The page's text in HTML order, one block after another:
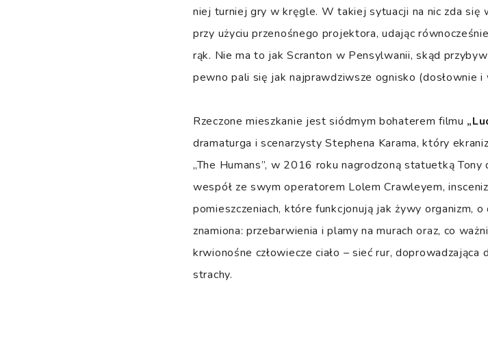
niej turniej gry w kręgle. W takiej sytuacji na nic zda
przy użyciu przenośnego projektora, udając
rąk. Nie ma to jak Scranton w Pensylwanii, skąd
pewno pali się jak najprawdziwsze ognisko (dosłownie i
Rzeczone mieszkanie jest siódmym bohaterem filmu
dramaturga i scenarzysty Stephena Karama, który
„The Humans”, w 2016 roku nagrodzoną statuetką
wespół ze swym operatorem Lolem Crawleyem,
pomieszczeniach, które funkcjonują jak żywy organizm,
znamiona: przebarwienia i plamy na murach oraz, co
krwionośne człowiecze ciało – sieć rur,
strachy.